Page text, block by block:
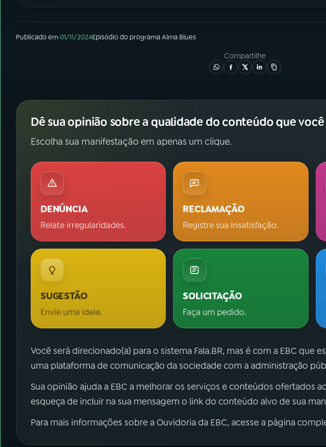
Publicado em01/11/2024Episódiodo programaAlma Blues
Compartilhe
Dê sua opinião sobre a qualidade do conteúdo que você
Escolha sua manifestação em apenas um clique.
DENÚNCIA
Relate irregularidades.
RECLAMAÇÃO
Registre sua insatisfação.
SUGESTÃO
Envie uma ideia.
SOLICITAÇÃO
Faça um pedido.
Você será direcionado(a) para o sistema Fala.BR, mas é com a EBC que
uma plataforma de comunicação da sociedade com a administração
Sua opinião ajuda a EBC a melhorar os serviços e conteúdos ofertados
esqueça de incluir na sua mensagem o link do conteúdo alvo de sua
Para mais informações sobre a Ouvidoria da EBC, acesse a página